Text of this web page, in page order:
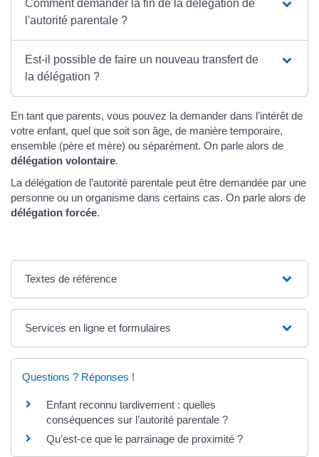
Comment demander la fin de la délégation de
l'autorité parentale ?
Est-il possible de faire un nouveau transfert de
la délégation ?
En tant que parents, vous pouvez la demander dans l’intérêt de
votre enfant, quel que soit son âge, de manière temporaire,
ensemble (père et mère) ou séparément. On parle alors de
délégation volontaire.
La délégation de l’autorité parentale peut être demandée par une
personne ou un organisme dans certains cas. On parle alors de
délégation forcée.
Textes de référence
Services en ligne et formulaires
Questions ? Réponses !
Enfant reconnu tardivement : quelles
conséquences sur l’autorité parentale ?
Qu’est-ce que le parrainage de proximité ?